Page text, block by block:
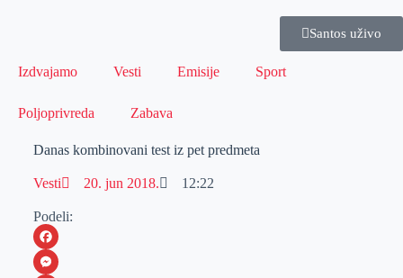
Santos uživo
Izdvajamo Vesti Emisije Sport
Poljoprivreda Zabava
Danas kombinovani test iz pet predmeta
Vesti 20. jun 2018. 12:22
Podeli:
F